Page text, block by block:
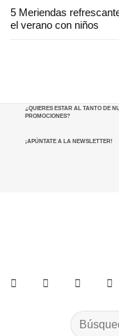
5 Meriendas
el verano con niños
¿QUIERES ESTAR AL TANTO DE
PROMOCIONES?
¡APÚNTATE A LA
Search
for: